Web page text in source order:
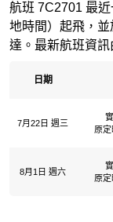
航班 7C2701 最
地時間）起飛，
達。最新航班資訊
日期
7月22日 週三
原
8月1日 週六
原